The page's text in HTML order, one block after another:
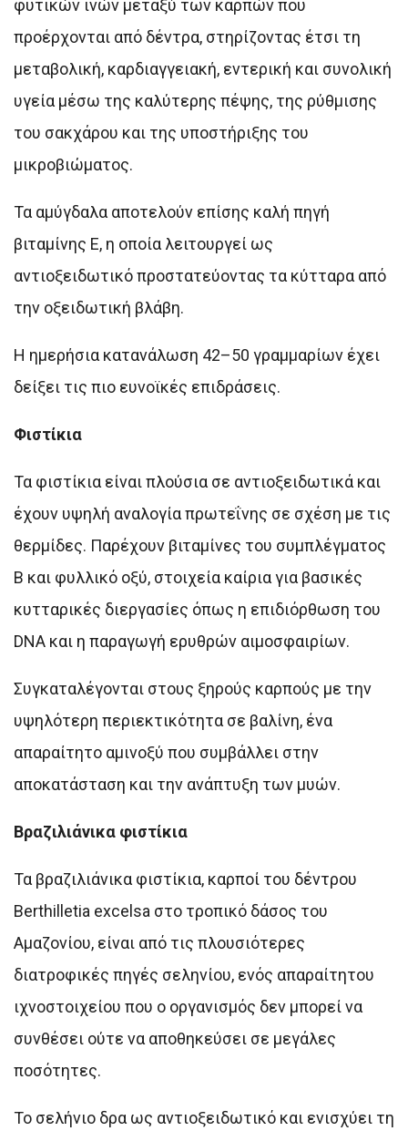
φυτικών ινών μεταξύ των καρπών που
προέρχονται από δέντρα, στηρίζοντας έτσι τη
μεταβολική, καρδιαγγειακή, εντερική και συνολική
υγεία μέσω της καλύτερης πέψης, της ρύθμισης
του σακχάρου και της υποστήριξης του
μικροβιώματος.
Τα αμύγδαλα αποτελούν επίσης καλή πηγή
βιταμίνης Ε, η οποία λειτουργεί ως
αντιοξειδωτικό προστατεύοντας τα κύτταρα από
την οξειδωτική βλάβη.
Η ημερήσια κατανάλωση 42–50 γραμμαρίων έχει
δείξει τις πιο ευνοϊκές επιδράσεις.
Φιστίκια
Τα φιστίκια είναι πλούσια σε αντιοξειδωτικά και
έχουν υψηλή αναλογία πρωτεΐνης σε σχέση με τις
θερμίδες. Παρέχουν βιταμίνες του συμπλέγματος
Β και φυλλικό οξύ, στοιχεία καίρια για βασικές
κυτταρικές διεργασίες όπως η επιδιόρθωση του
DNA και η παραγωγή ερυθρών αιμοσφαιρίων.
Συγκαταλέγονται στους ξηρούς καρπούς με την
υψηλότερη περιεκτικότητα σε βαλίνη, ένα
απαραίτητο αμινοξύ που συμβάλλει στην
αποκατάσταση και την ανάπτυξη των μυών.
Βραζιλιάνικα φιστίκια
Τα βραζιλιάνικα φιστίκια, καρποί του δέντρου
Berthilletia excelsa στο τροπικό δάσος του
Αμαζονίου, είναι από τις πλουσιότερες
διατροφικές πηγές σεληνίου, ενός απαραίτητου
ιχνοστοιχείου που ο οργανισμός δεν μπορεί να
συνθέσει ούτε να αποθηκεύσει σε μεγάλες
ποσότητες.
Το σελήνιο δρα ως αντιοξειδωτικό και ενισχύει τη